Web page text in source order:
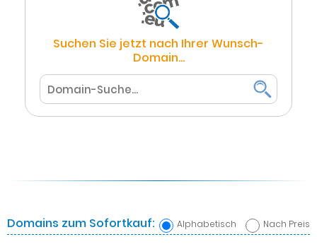
Suchen Sie jetzt nach Ihrer Wunsch-
Domain...
Alphabetisch Nach Preis
Domains zum Sofortkauf: